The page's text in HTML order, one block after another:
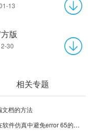
13
版
30
相关专题
档的方法
Keil5怎么在软件仿真中避免error 65-Keil5在软件仿真中避免error 65的方法